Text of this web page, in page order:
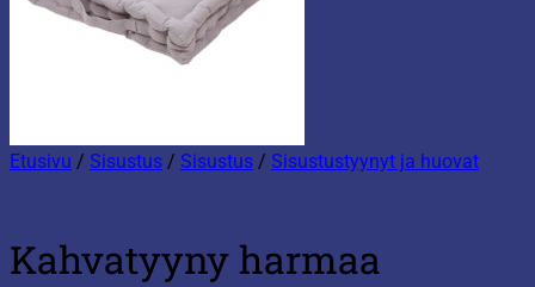
Etusivu / Sisustus / Sisustus / Sisustustyynyt ja huovat
Kahvatyyny harmaa